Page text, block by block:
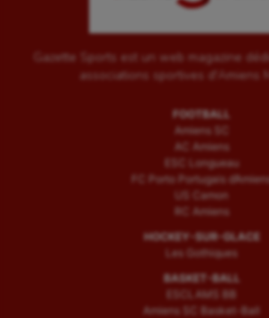
Gazette Sports est un web magazine
associations sportives d'Amiens
FOOTBALL
Amiens SC
AC Amiens
ESC Longueau
FC Porto Portugais
US Camon
RC Amiens
HOCKEY-SUR-GLACE
Les Gothiques
BASKET-BALL
ESCLAMS BB
Amiens SC Basket-Ball